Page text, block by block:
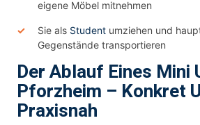
eigene Möbel mitnehmen
Sie als Student umziehen und
Gegenstände transportieren
Der Ablauf Eines Mini
Pforzheim – Konkret
Praxisnah